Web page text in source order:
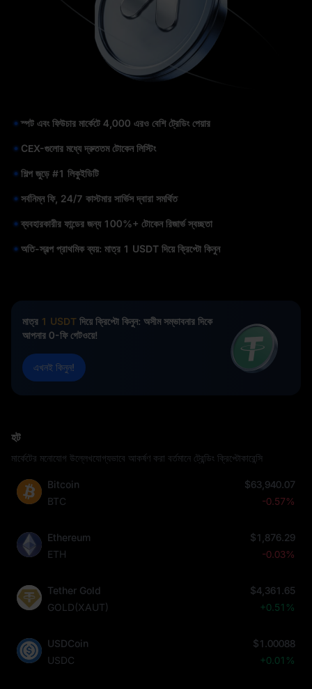
স্পট এবং ফিউচার মার্কেটে 4,000 এরও বেশি ট্রেডিং পেয়ার
CEX-গুলোর মধ্যে দ্রুততম টোকেন লিস্টিং
শিল্প জুড়ে #1 লিকুইডিটি
সর্বনিম্ন ফি, 24/7 কাস্টমার সার্ভিস দ্বারা সমর্থিত
ব্যবহারকারীর ফান্ডের জন্য 100%+ টোকেন রিজার্ভ স্বচ্ছতা
অতি-স্বল্প প্রাথমিক ব্যয়: মাত্র 1 USDT দিয়ে ক্রিপ্টো কিনুন
মাত্র 1 USDT দিয়ে ক্রিপ্টো কিনুন: অসীম সম্ভাবনার দিকে
আপনার 0-ফি গেটওয়ে!
এখনই কিনুন!
হট
মার্কেটের মনোযোগ উল্লেখযোগ্যভাবে আকর্ষণ করা বর্তমানে ট্রেন্ডিং ক্রিপ্টোকারেন্সি
Bitcoin
BTC
$63,940.07
-0.57%
Ethereum
ETH
$1,876.29
-0.03%
Tether Gold
GOLD(XAUT)
$4,361.65
+0.51%
USDCoin
USDC
$1.00088
+0.01%